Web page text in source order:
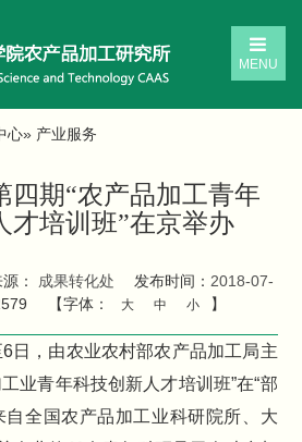
MENU
心» 产业服务
四期“农产品加工青年
才培训班”在京举办
： 成果转化处 发布时间： 2018-07-
【字体： 大 中 小 】
日，由农业农村部农产品加工局主
业青年科技创新人才培训班”在“部
自全国农产品加工业科研院所、大